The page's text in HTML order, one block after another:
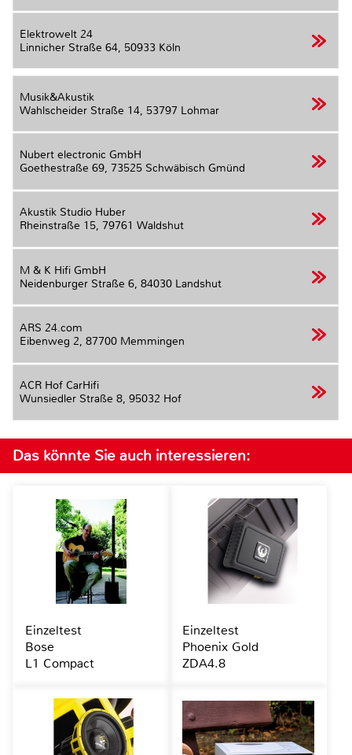
Elektrowelt 24
Linnicher Straße 64, 50933 Köln
Musik&Akustik
Wahlscheider Straße 14, 53797 Lohmar
Nubert electronic GmbH
Goethestraße 69, 73525 Schwäbisch Gmünd
Akustik Studio Huber
Rheinstraße 15, 79761 Waldshut
M & K Hifi GmbH
Neidenburger Straße 6, 84030 Landshut
ARS 24.com
Eibenweg 2, 87700 Memmingen
ACR Hof CarHifi
Wunsiedler Straße 8, 95032 Hof
Das könnte Sie auch interessieren:
Einzeltest
Bose
L1 Compact
Einzeltest
Phoenix Gold
ZDA4.8